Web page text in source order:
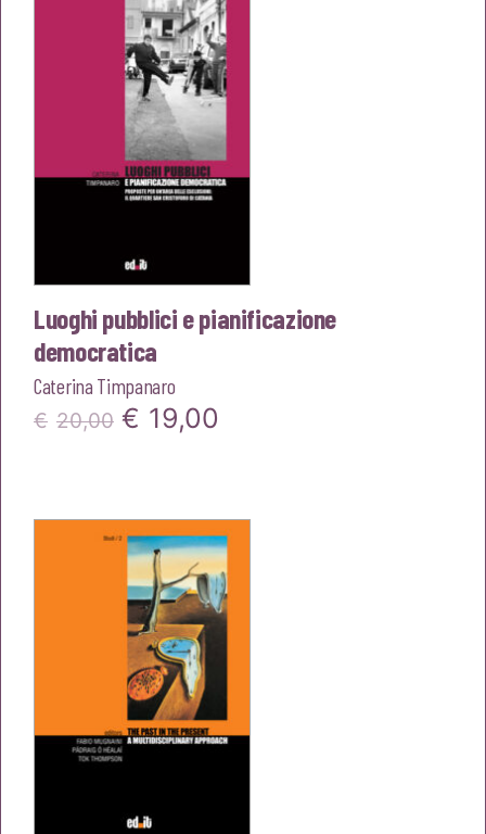
€8,00.€7,60.
Luoghi pubblici e pianificazione
democratica
Caterina Timpanaro
€ 20,00 Il
era:
€20,00.
€ 19,00
è:
€19,00.